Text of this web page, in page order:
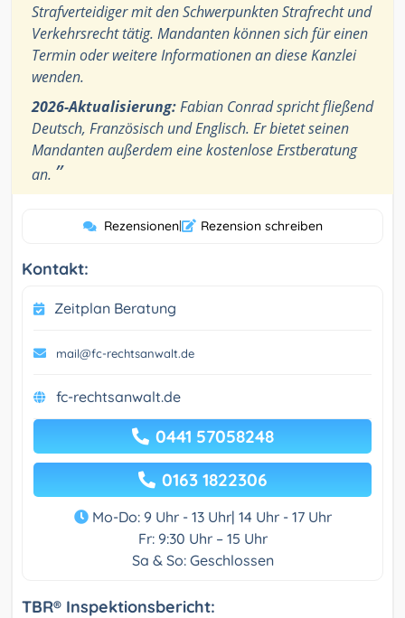
Strafverteidiger mit den Schwerpunkten Strafrecht und
Verkehrsrecht tätig. Mandanten können sich für einen
Termin oder weitere Informationen an diese Kanzlei
wenden.
2026-Aktualisierung:Fabian Conrad spricht fließend
Deutsch, Französisch und Englisch. Er bietet seinen
Mandanten außerdem eine kostenlose Erstberatung
an. ”
Rezensionen| Rezension schreiben
Kontakt:
Zeitplan Beratung
mail@fc-rechtsanwalt.de
fc-rechtsanwalt.de
0441 57058248
0163 1822306
Mo-Do: 9 Uhr - 13 Uhr| 14 Uhr - 17 Uhr
Fr: 9:30 Uhr – 15 Uhr
Sa & So: Geschlossen
TBR® Inspektionsbericht: